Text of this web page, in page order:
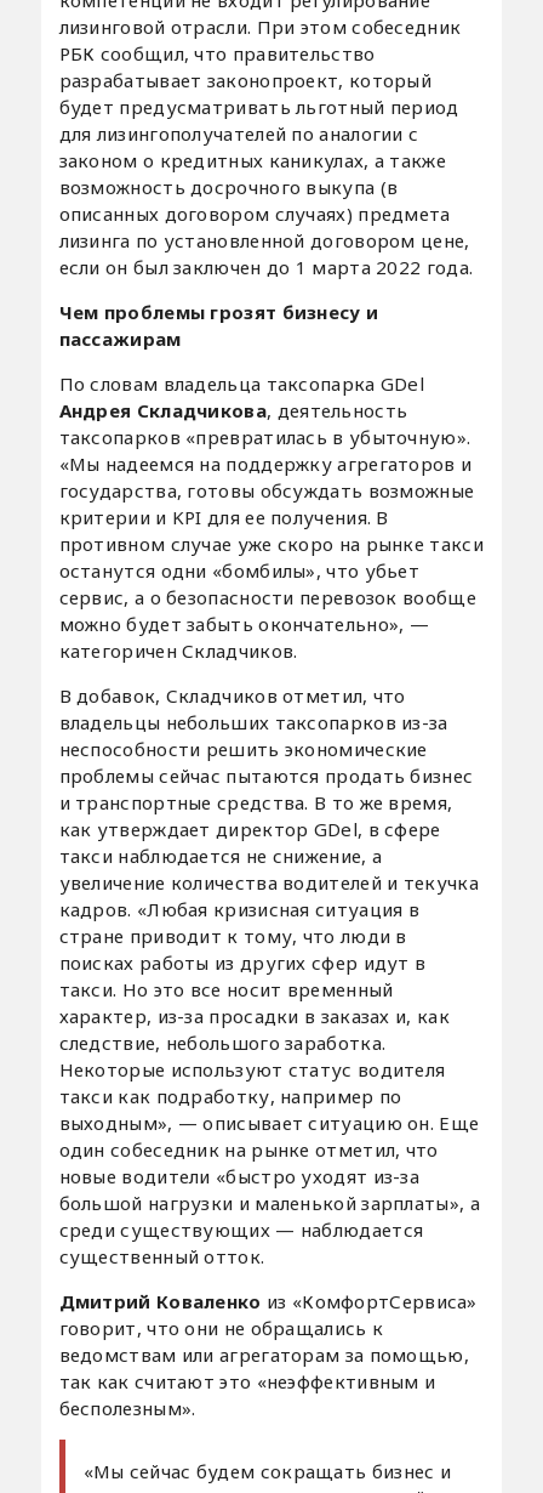
лизинговой отрасли. При этом собеседник
РБК сообщил, что правительство
разрабатывает законопроект, который
будет предусматривать льготный период
для лизингополучателей по аналогии с
законом о кредитных каникулах, а также
возможность досрочного выкупа (в
описанных договором случаях) предмета
лизинга по установленной договором цене,
если он был заключен до 1 марта 2022 года.
Чем проблемы грозят бизнесу и
пассажирам
По словам владельца таксопарка GDel
Андрея Складчикова, деятельность
таксопарков «превратилась в убыточную».
«Мы надеемся на поддержку агрегаторов и
государства, готовы обсуждать возможные
критерии и KPI для ее получения. В
противном случае уже скоро на рынке такси
останутся одни «бомбилы», что убьет
сервис, а о безопасности перевозок вообще
можно будет забыть окончательно», —
категоричен Складчиков.
В добавок, Складчиков отметил, что
владельцы небольших таксопарков из-за
неспособности решить экономические
проблемы сейчас пытаются продать бизнес
и транспортные средства. В то же время,
как утверждает директор GDel, в сфере
такси наблюдается не снижение, а
увеличение количества водителей и текучка
кадров. «Любая кризисная ситуация в
стране приводит к тому, что люди в
поисках работы из других сфер идут в
такси. Но это все носит временный
характер, из-за просадки в заказах и, как
следствие, небольшого заработка.
Некоторые используют статус водителя
такси как подработку, например по
выходным», — описывает ситуацию он. Еще
один собеседник на рынке отметил, что
новые водители «быстро уходят из-за
большой нагрузки и маленькой зарплаты», а
среди существующих — наблюдается
существенный отток.
Дмитрий Коваленко из «КомфортСервиса»
говорит, что они не обращались к
ведомствам или агрегаторам за помощью,
так как считают это «неэффективным и
бесполезным».
«Мы сейчас будем сокращать бизнес и